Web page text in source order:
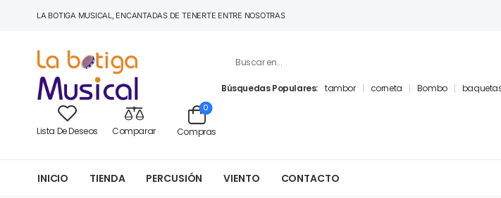
LA BOTIGA MUSICAL, ENCANTADAS DE TENERTE ENTRE NOSOTRAS
Búsquedas Populares: tambor corneta Bombo
Lista De Deseos Comparar Compras
0
INICIO TIENDA PERCUSIÓN VIENTO CONTACTO